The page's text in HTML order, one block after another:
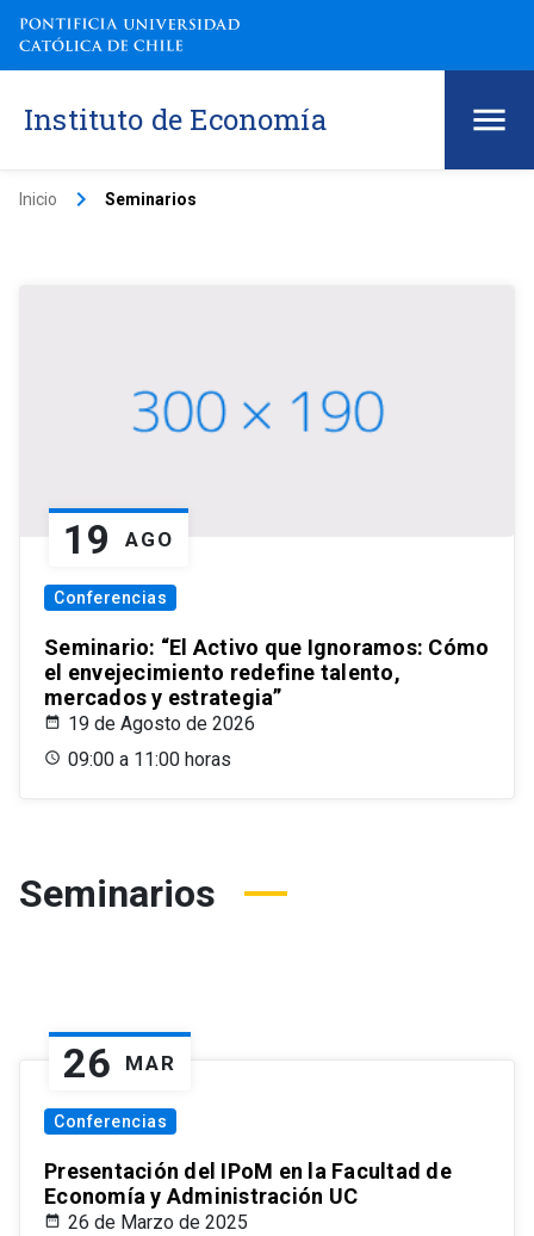
Instituto de Economía
Inicio keyboard_arrow_right Seminarios
19 AGO
Conferencias
Seminario: “El Activo que Ignoramos: Cómo
el envejecimiento redefine talento,
mercados y estrategia”
19 de Agosto de 2026
09:00 a 11:00 horas
Seminarios
26 MAR
Conferencias
Presentación del IPoM en la Facultad de
Economía y Administración UC
26 de Marzo de 2025